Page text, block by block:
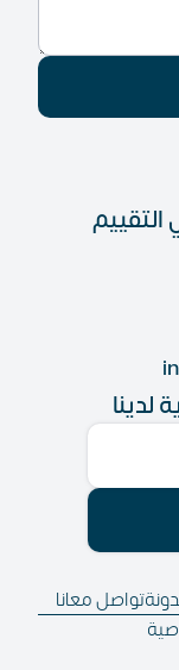
لدينا
تواصل معانا